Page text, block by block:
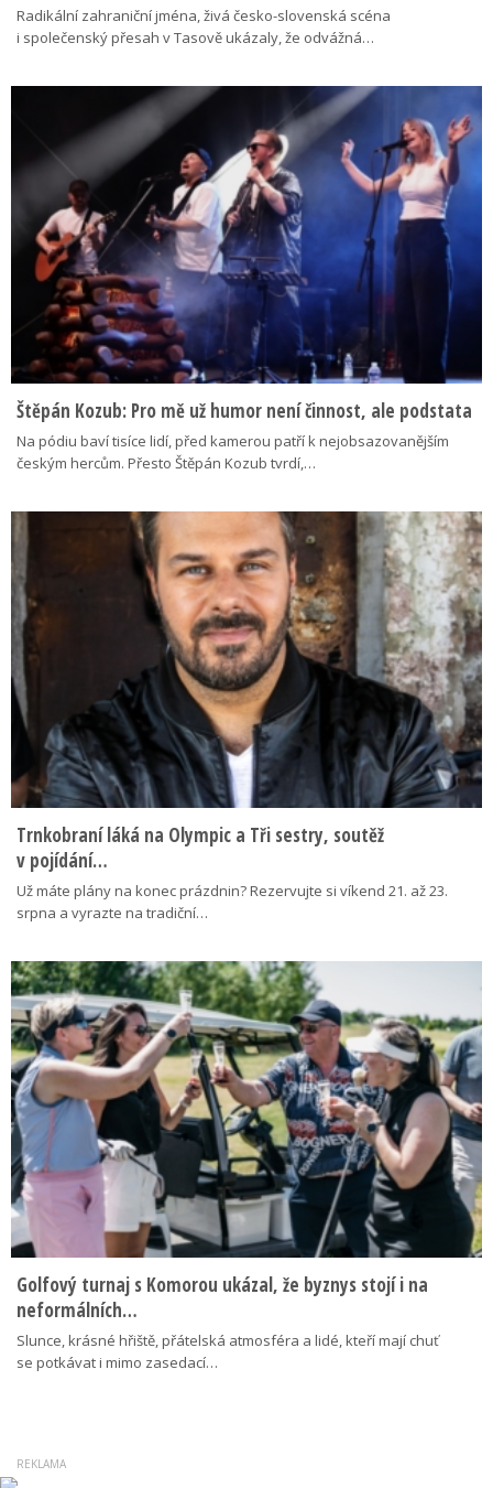
Radikální zahraniční jména, živá česko-slovenská scéna
i společenský přesah v Tasově ukázaly, že odvážná…
Štěpán Kozub: Pro mě už humor není činnost, ale podstata
Na pódiu baví tisíce lidí, před kamerou patří k nejobsazovanějším
českým hercům. Přesto Štěpán Kozub tvrdí,…
Trnkobraní láká na Olympic a Tři sestry, soutěž
v pojídání…
Už máte plány na konec prázdnin? Rezervujte si víkend 21. až 23.
srpna a vyrazte na tradiční…
Golfový turnaj s Komorou ukázal, že byznys stojí i na
neformálních…
Slunce, krásné hřiště, přátelská atmosféra a lidé, kteří mají chuť
se potkávat i mimo zasedací…